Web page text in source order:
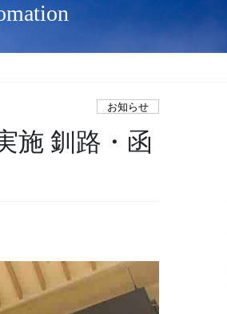
お知らせ
施 釧路・函